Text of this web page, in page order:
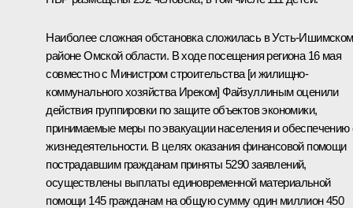
Наиболее сложная обстановка сложилась в Усть-Ишимском
районе Омской области. В ходе посещения региона 16 мая
совместно с Министром строительства [и жилищно-
коммунального хозяйства Иреком] Файзуллиным оценили
действия группировки по защите объектов экономики,
принимаемые меры по эвакуации населения и обеспечению
жизнедеятельности. В целях оказания финансовой помощи
пострадавшим гражданам приняты 5290 заявлений,
осуществлены выплаты единовременной материальной
помощи 145 гражданам на общую сумму один миллион 450